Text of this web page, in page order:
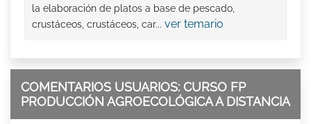
la elaboración de platos a base de pescado,
crustáceos, crustáceos, car... ver temario
COMENTARIOS USUARIOS: CURSO FP
PRODUCCIÓN AGROECOLÓGICA A DISTANCIA